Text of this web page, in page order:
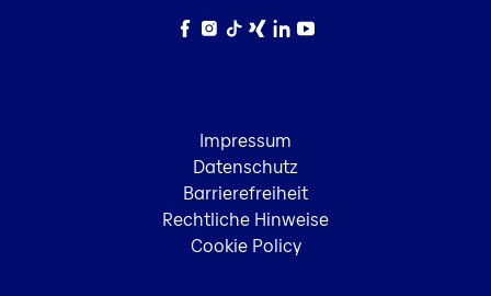
Facebook
Instagram
TikTokXingLinkedIn
YouTube
Impressum
Datenschutz
Barrierefreiheit
Rechtliche Hinweise
Cookie Policy